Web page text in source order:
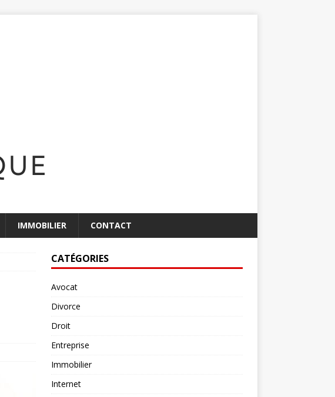
IMMOBILIER CONTACT
CATÉGORIES
Avocat
Divorce
Droit
Entreprise
Immobilier
Internet